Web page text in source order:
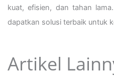
kuat, efisien, dan tahan lama.
dapatkan solusi terbaik untuk
Artikel